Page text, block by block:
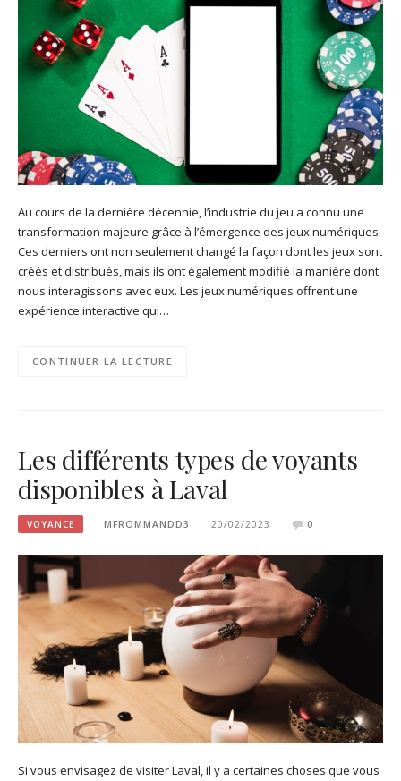
Au cours de la dernière décennie, l’industrie du jeu a connu une
transformation majeure grâce à l’émergence des jeux numériques.
Ces derniers ont non seulement changé la façon dont les jeux sont
créés et distribués, mais ils ont également modifié la manière dont
nous interagissons avec eux. Les jeux numériques offrent une
expérience interactive qui…
CONTINUER LA LECTURE
Les différents types de voyants
disponibles à Laval
VOYANCE MFROMMANDD3 20/02/2023 0
Si vous envisagez de visiter Laval, il y a certaines choses que vous